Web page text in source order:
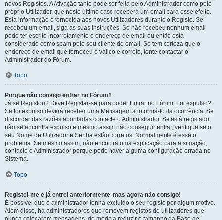
novos Registos. A Ativação tanto pode ser feita pelo Administrador como pelo
próprio Utilizador, que neste último caso receberá um email para esse efeito.
Esta informação é fornecida aos novos Utilizadores durante o Registo. Se
recebeu um email, siga as suas instruções. Se não recebeu nenhum email
pode ter escrito incorretamente o endereço de email ou então está
considerado como spam pelo seu cliente de email. Se tem certeza que o
endereço de email que forneceu é válido e correto, tente contactar o
Administrador do Fórum.
Topo
Porque não consigo entrar no Fórum?
Já se Registou? Deve Registar-se para poder Entrar no Fórum. Foi expulso?
Se foi expulso deverá receber uma Mensagem a informá-lo da ocorrência. Se
discordar das razões apontadas contacte o Administrador. Se está registado,
não se encontra expulso e mesmo assim não conseguir entrar, verifique se o
seu Nome de Utilizador e Senha estão corretos. Normalmente é esse o
problema. Se mesmo assim, não encontra uma explicação para a situação,
contacte o Administrador porque pode haver alguma configuração errada no
Sistema.
Topo
Registei-me e já entrei anteriormente, mas agora não consigo!
É possível que o administrador tenha excluído o seu registo por algum motivo.
Além disso, há administradores que removem registos de utilizadores que
nunca colocaram mensagens, de modo a reduzir o tamanho da Base de